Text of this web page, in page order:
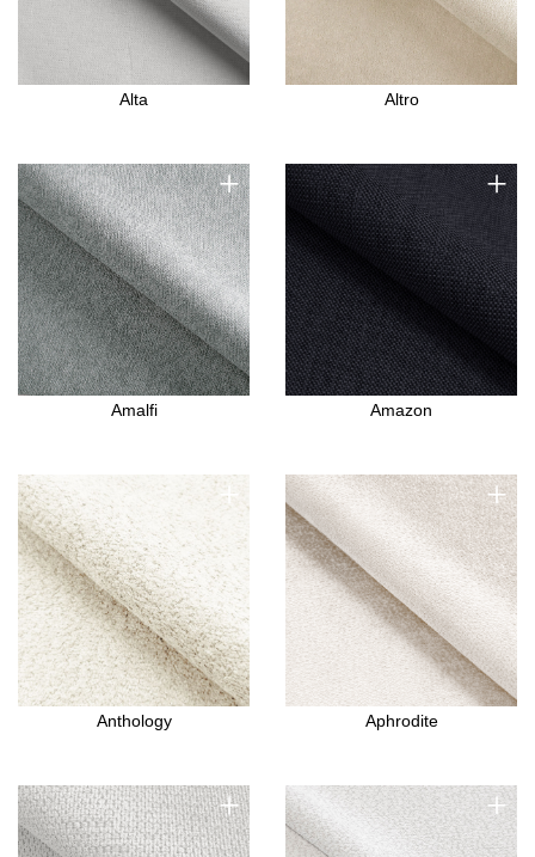
Alta Altro
+
Amalfi
+
Amazon
+
Anthology
+
Aphrodite
+ +